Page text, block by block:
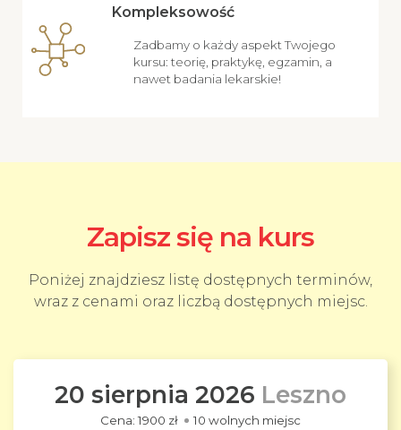
Kompleksowość
Zadbamy o każdy aspekt Twojego
kursu: teorię, praktykę, egzamin, a
nawet badania lekarskie!
Zapisz się na kurs
Poniżej znajdziesz listę dostępnych terminów,
wraz z cenami oraz liczbą dostępnych miejsc.
20 sierpnia 2026 Leszno
1900 zł 10 wolnych miejsc